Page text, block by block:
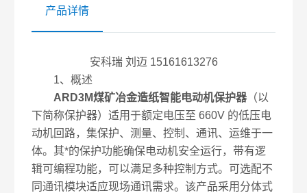
产品详情
安科瑞 刘迈 15161613276
1、概述
ARD3M煤矿冶金造纸智能电动机保护器（以
下简称保护器）适用于额定电压至 660V 的低压电
动机回路，集保护、测量、控制、通讯、运维于一
体。其*的保护功能确保电动机安全运行，带有逻
辑可编程功能，可以满足多种控制方式。可选配不
同通讯模块适应现场通讯需求。该产品采用分体式